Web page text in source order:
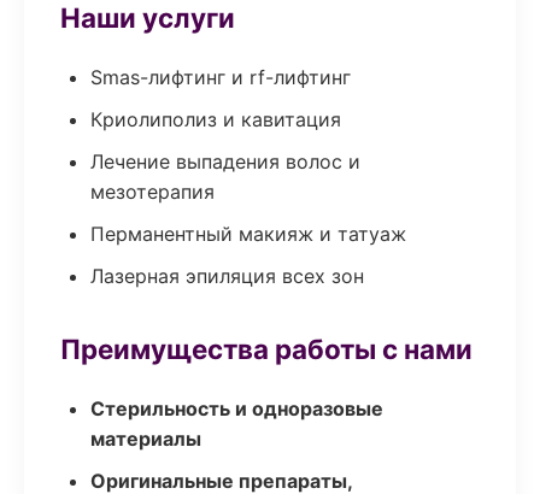
Наши услуги
Smas-лифтинг и rf-лифтинг
Криолиполиз и кавитация
Лечение выпадения волос и
мезотерапия
Перманентный макияж и татуаж
Лазерная эпиляция всех зон
Преимущества работы с нами
Стерильность и одноразовые
материалы
Оригинальные препараты,